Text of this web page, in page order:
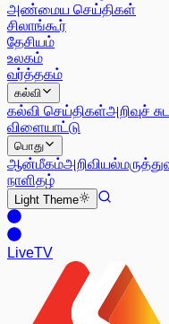
அண்மைய செய்திகள்
சிலாங்கூர்
தேசியம்
உலகம்
வர்த்தகம்
கல்வி
கல்வி செய்திகள்அறிவுச்
விளையாட்டு
பொது
ஆன்மீகம்அறிவியல்
நாளிதழ்
Light Theme
LiveTV